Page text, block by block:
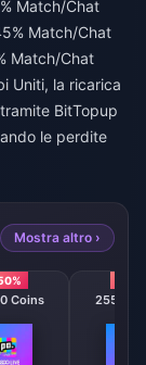
Match/Chat
Match/Chat
Match/Chat
Uniti, la ricarica
tramite BitTopup
le perdite
Mostra altro ›
Coins 25500